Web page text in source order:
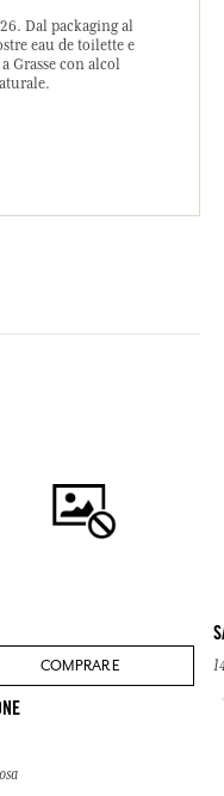
Dal packaging al
eau de toilette e
Grasse con alcol
COMPRARE